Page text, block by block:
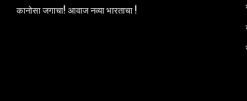
कानोसा जगाचा! आवाज नव्या भारताचा !